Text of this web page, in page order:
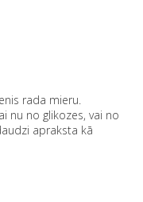
rada mieru.
nu no glikozes, vai no
apraksta kā